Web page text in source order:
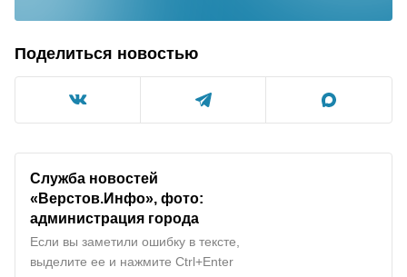
Поделиться новостью
Служба новостей
«Верстов.Инфо», фото:
администрация города
Если вы заметили ошибку в тексте,
выделите ее и нажмите Ctrl+Enter